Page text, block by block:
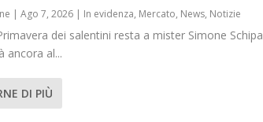
| Ago 7, 2026| In evidenza, Mercato, News, Notizie
dei salentini resta a mister Simone Schipa
ancora al...
DI PIÙ